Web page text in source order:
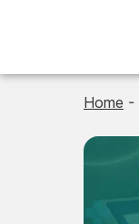
Home -